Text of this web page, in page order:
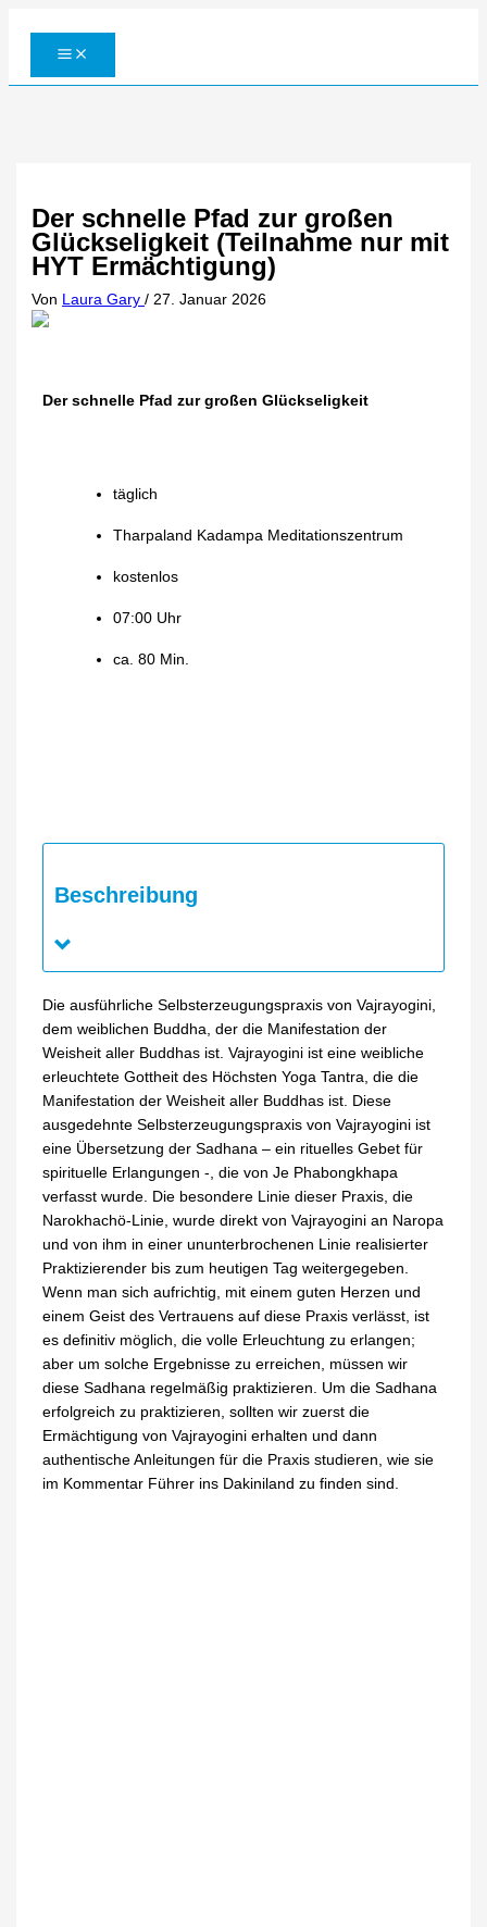
Der schnelle Pfad zur großen
Glückseligkeit (Teilnahme nur mit
HYT Ermächtigung)
Von Laura Gary/27. Januar 2026
Der schnelle Pfad zur großen Glückseligkeit
täglich
Tharpaland Kadampa Meditationszentrum
kostenlos
07:00 Uhr
ca. 80 Min.
Beschreibung
Die ausführliche Selbsterzeugungspraxis von Vajrayogini,
dem weiblichen Buddha, der die Manifestation der
Weisheit aller Buddhas ist. Vajrayogini ist eine weibliche
erleuchtete Gottheit des Höchsten Yoga Tantra, die die
Manifestation der Weisheit aller Buddhas ist. Diese
ausgedehnte Selbsterzeugungspraxis von Vajrayogini ist
eine Übersetzung der Sadhana – ein rituelles Gebet für
spirituelle Erlangungen -, die von Je Phabongkhapa
verfasst wurde. Die besondere Linie dieser Praxis, die
Narokhachö-Linie, wurde direkt von Vajrayogini an Naropa
und von ihm in einer ununterbrochenen Linie realisierter
Praktizierender bis zum heutigen Tag weitergegeben.
Wenn man sich aufrichtig, mit einem guten Herzen und
einem Geist des Vertrauens auf diese Praxis verlässt, ist
es definitiv möglich, die volle Erleuchtung zu erlangen;
aber um solche Ergebnisse zu erreichen, müssen wir
diese Sadhana regelmäßig praktizieren. Um die Sadhana
erfolgreich zu praktizieren, sollten wir zuerst die
Ermächtigung von Vajrayogini erhalten und dann
authentische Anleitungen für die Praxis studieren, wie sie
im Kommentar Führer ins Dakiniland zu finden sind.